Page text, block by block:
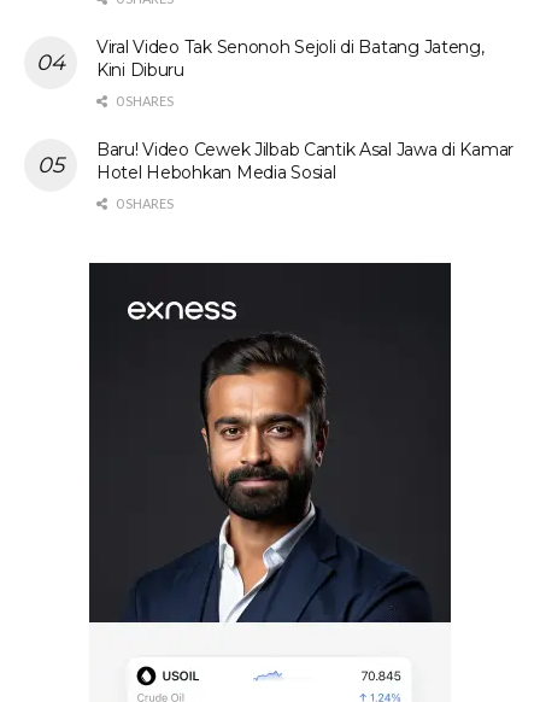
Viral Video Tak Senonoh Sejoli di Batang Jateng,
Kini Diburu
0 SHARES
Baru! Video Cewek Jilbab Cantik Asal Jawa di Kamar
Hotel Hebohkan Media Sosial
0 SHARES